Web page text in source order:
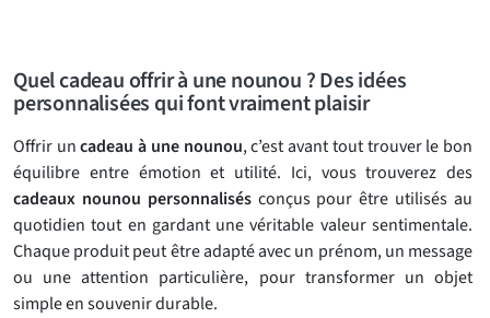
Quel cadeau offrir à une nounou ? Des idées
personnalisées qui font vraiment plaisir
Offrir uncadeau à une nounou, c’est avant tout trouver le bon
équilibre entre émotion et utilité. Ici, vous trouverez des
cadeaux nounou personnalisésconçus pour être utilisés au
quotidien tout en gardant une véritable valeur sentimentale.
Chaque produit peut être adapté avec un prénom, un message
ou une attention particulière, pour transformer un objet
simple en souvenir durable.